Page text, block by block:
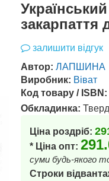
залишити відгук
Автор: ЛАПШИНА
Виробник: Віват
Код товару / ISBN:
Обкладинка:
Ціна роздріб:
* Ціна опт:
суми будь-якого
Строки